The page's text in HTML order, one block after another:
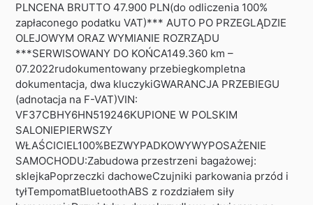
PLNCENA BRUTTO 47.900 PLN(do odliczenia 100%
zapłaconego podatku VAT)*** AUTO PO PRZEGLĄDZIE
OLEJOWYM ORAZ WYMIANIE ROZRZĄDU
***SERWISOWANY DO KOŃCA149.360 km –
07.2022rudokumentowany przebiegkompletna
dokumentacja, dwa kluczykiGWARANCJA PRZEBIEGU
(adnotacja na F-VAT)VIN:
VF37CBHY6HN519246KUPIONE W POLSKIM
SALONIEPIERWSZY
WŁAŚCICIEL100%BEZWYPADKOWYWYPOSAŻENIE
SAMOCHODU:Zabudowa przestrzeni bagażowej:
sklejkaPoprzeczki dachoweCzujniki parkowania przód i
tyłTempomatBluetoothABS z rozdziałem siły